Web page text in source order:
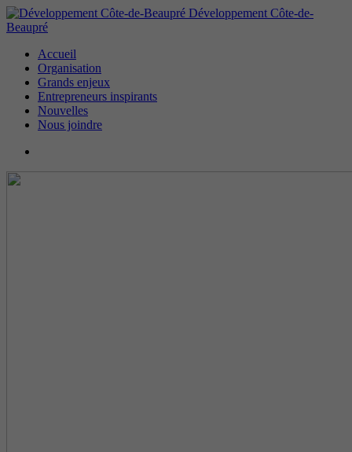
Développement Côte-de-
Beaupré
Accueil
Organisation
Grands enjeux
Entrepreneurs inspirants
Nouvelles
Nous joindre